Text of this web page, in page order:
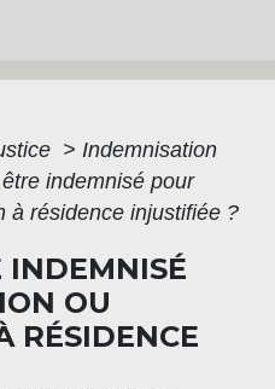
> Indemnisation
indemnisé pour
à résidence injustifiée ?
INDEMNISÉ
OU
RÉSIDENCE